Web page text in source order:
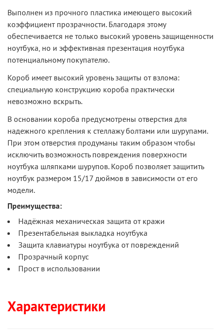
Выполнен из прочного пластика имеющего высокий
коэффициент прозрачности. Благодаря этому
обеспечивается не только высокий уровень защищенности
ноутбука, но и эффективная презентация ноутбука
потенциальному покупателю.
Короб имеет высокий уровень защиты от взлома:
специальную конструкцию короба практически
невозможно вскрыть.
В основании короба предусмотрены отверстия для
надежного крепления к стеллажу болтами или шурупами.
При этом отверстия продуманы таким образом чтобы
исключить возможность повреждения поверхности
ноутбука шляпками шурупов. Короб позволяет защитить
ноутбук размером 15/17 дюймов в зависимости от его
модели.
Преимущества:
Надёжная механическая защита от кражи
Презентабельная выкладка ноутбука
Защита клавиатуры ноутбука от повреждений
Прозрачный корпус
Прост в использовании
Характеристики